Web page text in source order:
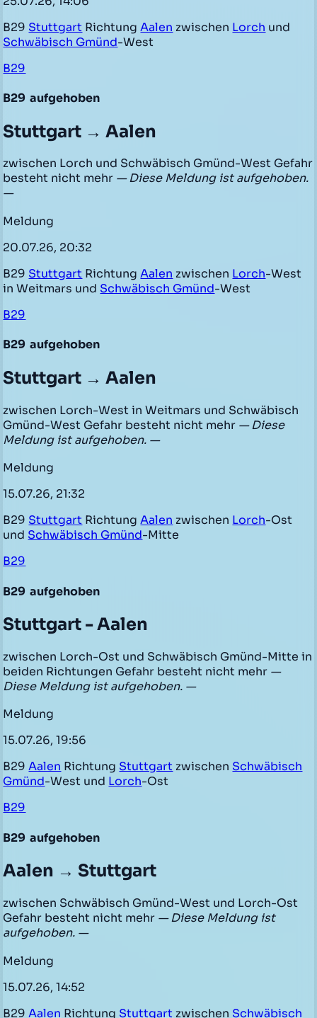
B29 Stuttgart RichtungAalen zwischen Lorch und
Schwäbisch Gmünd-West
B29
B29 aufgehoben
Stuttgart → Aalen
zwischen Lorch und Schwäbisch Gmünd-West Gefahr
besteht nicht mehr — Diese Meldung ist aufgehoben.
—
Meldung
20.07.26, 20:32
B29 Stuttgart RichtungAalen zwischen Lorch-West
in Weitmars und Schwäbisch Gmünd-West
B29
B29 aufgehoben
Stuttgart → Aalen
zwischen Lorch-West in Weitmars und Schwäbisch
Gmünd-West Gefahr besteht nicht mehr — Diese
Meldung ist aufgehoben. —
Meldung
15.07.26, 21:32
B29 Stuttgart RichtungAalen zwischen Lorch-Ost
und Schwäbisch Gmünd-Mitte
B29
B29 aufgehoben
Stuttgart - Aalen
zwischen Lorch-Ost und Schwäbisch Gmünd-Mitte in
beiden Richtungen Gefahr besteht nicht mehr —
Diese Meldung ist aufgehoben. —
Meldung
15.07.26, 19:56
B29Aalen Richtung Stuttgart zwischen Schwäbisch
Gmünd-West und Lorch-Ost
B29
B29 aufgehoben
Aalen → Stuttgart
zwischen Schwäbisch Gmünd-West und Lorch-Ost
Gefahr besteht nicht mehr — Diese Meldung ist
aufgehoben. —
Meldung
15.07.26, 14:52
B29Aalen Richtung Stuttgart zwischen Schwäbisch